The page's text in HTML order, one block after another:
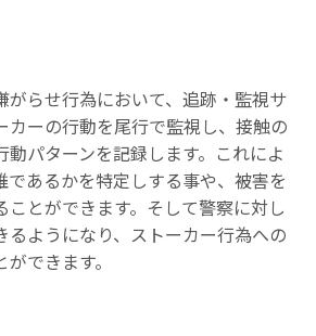
がらせ行為において、追跡・監視サ
カーの行動を尾行で監視し、接触の
動パターンを記録します。これによ
であるかを特定しする事や、被害を
ことができます。そして警察に対し
るようになり、ストーカー行為への
できます。